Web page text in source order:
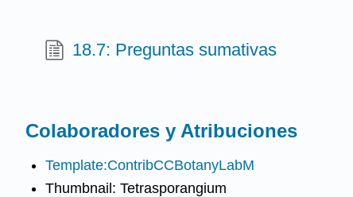
18.7: Preguntas sumativas
Colaboradores y Atribuciones
Template:ContribCCBotanyLabM
Thumbnail: Tetrasporangium